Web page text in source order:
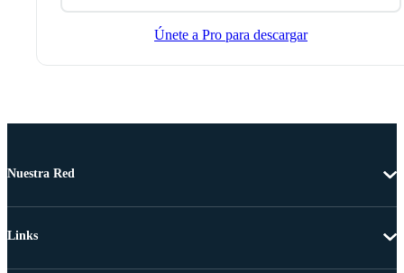
Únete a Pro para descargar
Nuestra Red
Links